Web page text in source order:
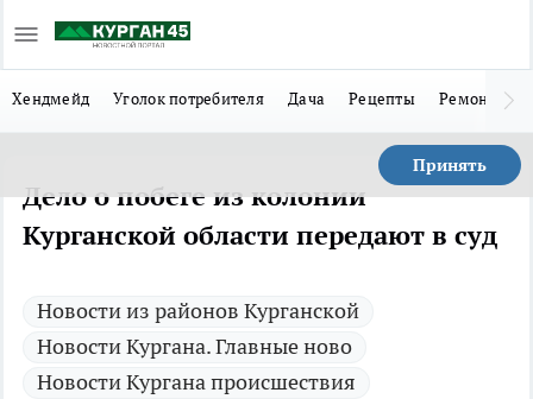
Хендмейд Уголок потребителя Дача Рецепты Ремонт
Принять
Дело о побеге из колонии
Курганской области передают в суд
Новости из районов Курганской
Новости Кургана. Главные ново
Новости Кургана происшествия